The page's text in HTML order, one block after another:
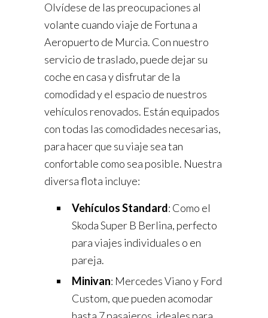
Olvídese de las preocupaciones al
volante cuando viaje de Fortuna a
Aeropuerto de Murcia. Con nuestro
servicio de traslado, puede dejar su
coche en casa y disfrutar de la
comodidad y el espacio de nuestros
vehículos renovados. Están equipados
con todas las comodidades necesarias,
para hacer que su viaje sea tan
confortable como sea posible. Nuestra
diversa flota incluye:
Vehículos Standard: Como el
Skoda Super B Berlina, perfecto
para viajes individuales o en
pareja.
Minivan: Mercedes Viano y Ford
Custom, que pueden acomodar